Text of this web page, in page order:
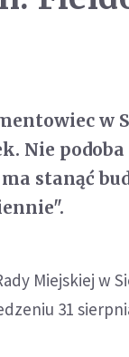
w
Nie
stanąć
Miejskiej w
31